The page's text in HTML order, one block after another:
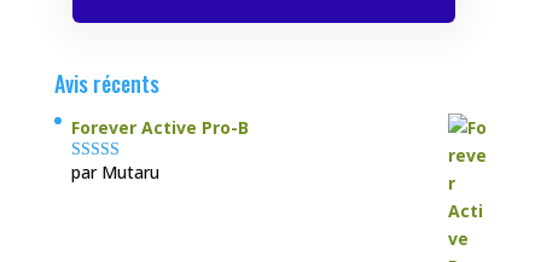
Avis récents
Forever Active Pro-B
Note4sur
par Mutaru